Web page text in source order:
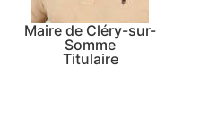
Maire de Cléry-sur-
Somme
Titulaire